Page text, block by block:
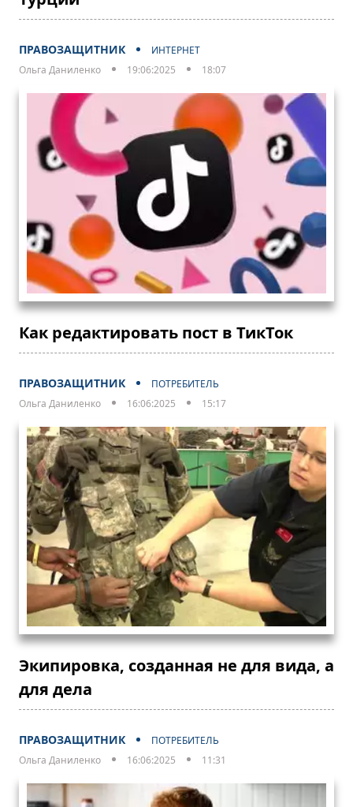
ПРАВОЗАЩИТНИК
ИНТЕРНЕТ
Ольга Даниленко
19:06:2025 18:07
Как редактировать пост в ТикТок
ПРАВОЗАЩИТНИК
ПОТРЕБИТЕЛЬ
Ольга Даниленко
16:06:2025 15:17
Экипировка, созданная не для вида, а
для дела
ПРАВОЗАЩИТНИК
ПОТРЕБИТЕЛЬ
Ольга Даниленко
16:06:2025 11:31